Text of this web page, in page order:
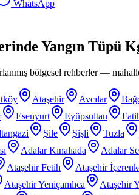
WhatsApp
Yangın Tüpü
bölgesel rehberler —
Ataşehir Avcılar
Esenyurt Eyüpsultan
Şile Şişli Tuzla
Adalar Kınalıada Adalar
Ataşehir Fetih Ataşehir
Ataşehir Yeniçamlıca Ataşehir